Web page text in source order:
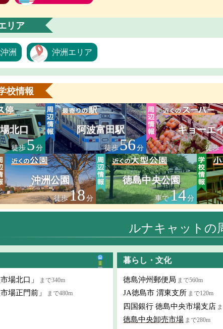
リア
洲 沖洲エリア
校情報
北口
徒歩5分
阿波富田駅
徒歩56分
キョーエ
徒歩
沖洲公園
徒歩18分
徳島中央公園
車で14分
ルナキャットの
場北口」
まで340m
市場正門前」 まで480m
暮らし・文化
徳島沖州郵便局 まで560m
JA徳島市 渭東支所 まで120m
四国銀行 徳島中央市場支店
徳島中央卸売市場 まで280m